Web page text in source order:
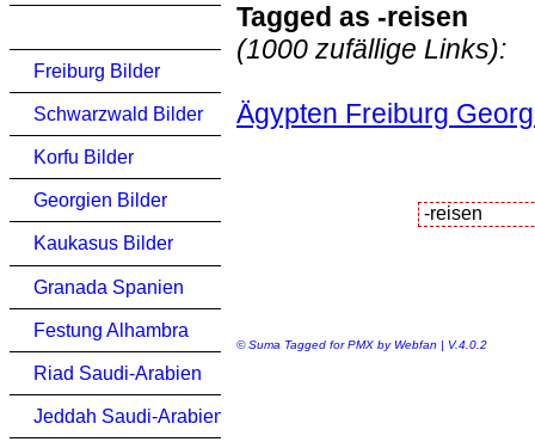
Freiburg Bilder
Schwarzwald Bilder
Korfu Bilder
Georgien Bilder
Kaukasus Bilder
Granada Spanien
Festung Alhambra
Riad Saudi-Arabien
Jeddah Saudi-Arabien
Tagged as -reisen
(1000 zufällige Links):
Ägypten Freiburg
© Suma Tagged for PMX by Webfan | V.4.0.2